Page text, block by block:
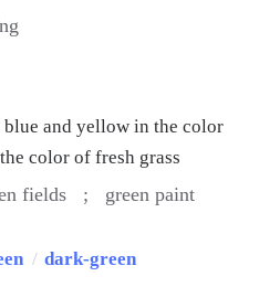
and yellow in the color
color of fresh grass
fields ;
green paint
/ dark-green